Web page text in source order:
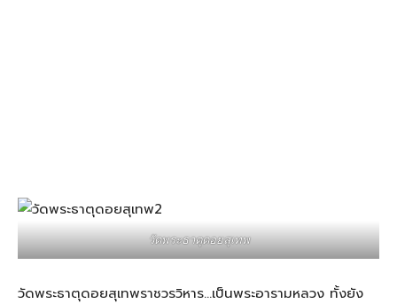
วัดพระธาตุดอยสุเทพ
วัดพระธาตุดอยสุเทพราชวรวิหาร…เป็นพระอารามหลวง ทั้งยัง